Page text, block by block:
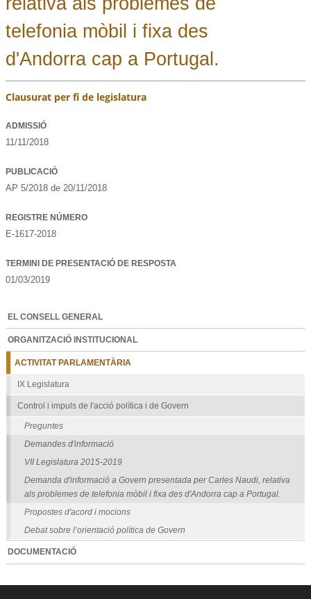
telefonia mòbil i fixa des
d'Andorra cap a Portugal.
Clausurat per fi de legislatura
ADMISSIÓ
11/11/2018
PUBLICACIÓ
AP 5/2018 de 20/11/2018
REGISTRE NÚMERO
E-1617-2018
TERMINI DE PRESENTACIÓ DE RESPOSTA
01/03/2019
EL CONSELL GENERAL
ORGANITZACIÓ INSTITUCIONAL
ACTIVITAT PARLAMENTÀRIA
IX Legislatura
Control i impuls de l'acció política i de Govern
Preguntes
Demandes d'informació
VII Legislatura 2015-2019
Demanda d'informació a Govern presentada per Carles Naudi, relativa
als problemes de telefonia mòbil i fixa des d'Andorra cap a Portugal.
Propostes d'acord i mocions
Debat sobre l’orientació política de Govern
DOCUMENTACIÓ